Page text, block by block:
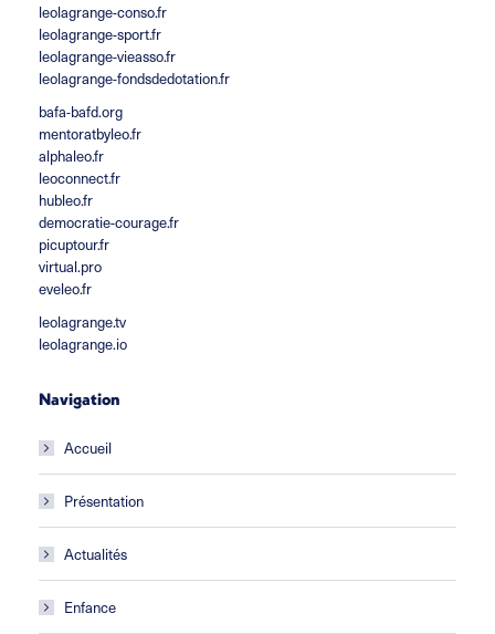
leolagrange-conso.fr
leolagrange-sport.fr
leolagrange-vieasso.fr
leolagrange-fondsdedotation.fr
bafa-bafd.org
mentoratbyleo.fr
alphaleo.fr
leoconnect.fr
hubleo.fr
democratie-courage.fr
picuptour.fr
virtual.pro
eveleo.fr
leolagrange.tv
leolagrange.io
Navigation
Accueil
Présentation
Actualités
Enfance